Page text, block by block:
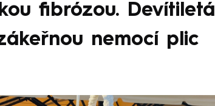
fibrózou. Devítiletá
nemocí plic